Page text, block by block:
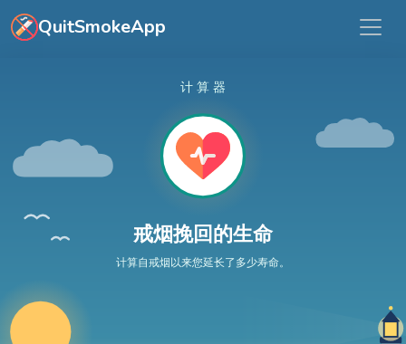
跳转到主要内容
QuitSmokeApp
计算器
戒烟挽回的生命
计算自戒烟以来您延长了多少寿命。